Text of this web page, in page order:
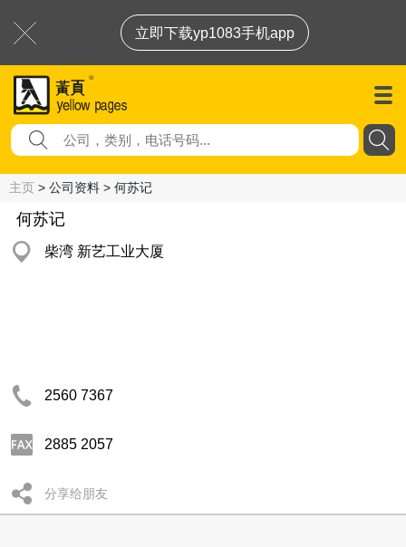
立即下载yp1083手机app
主页 > 公司资料 > 何苏记
何苏记
柴湾 新艺工业大厦
2560 7367
2885 2057
分享给朋友